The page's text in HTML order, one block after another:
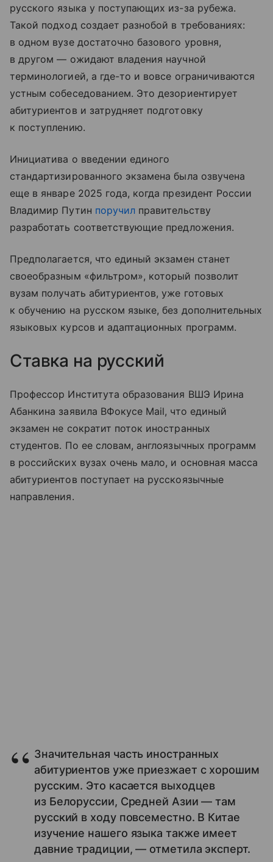
русского языка у поступающих из-за рубежа.
Такой подход создает разнобой в требованиях:
в одном вузе достаточно базового уровня,
в другом — ожидают владения научной
терминологией, а где-то и вовсе ограничиваются
устным собеседованием. Это дезориентирует
абитуриентов и затрудняет подготовку
к поступлению.
Инициатива о введении единого
стандартизированного экзамена была озвучена
еще в январе 2025 года, когда президент России
Владимир Путин поручил правительству
разработать соответствующие предложения.
Предполагается, что единый экзамен станет
своеобразным «фильтром», который позволит
вузам получать абитуриентов, уже готовых
к обучению на русском языке, без дополнительных
языковых курсов и адаптационных программ.
Ставка на русский
Профессор Института образования ВШЭ Ирина
Абанкина заявила ВФокусе Mail, что единый
экзамен не сократит поток иностранных
студентов. По ее словам, англоязычных программ
в российских вузах очень мало, и основная масса
абитуриентов поступает на русскоязычные
направления.
Значительная часть иностранных
абитуриентов уже приезжает с хорошим
русским. Это касается выходцев
из Белоруссии, Средней Азии — там
русский в ходу повсеместно. В Китае
изучение нашего языка также имеет
давние традиции, — отметила эксперт.